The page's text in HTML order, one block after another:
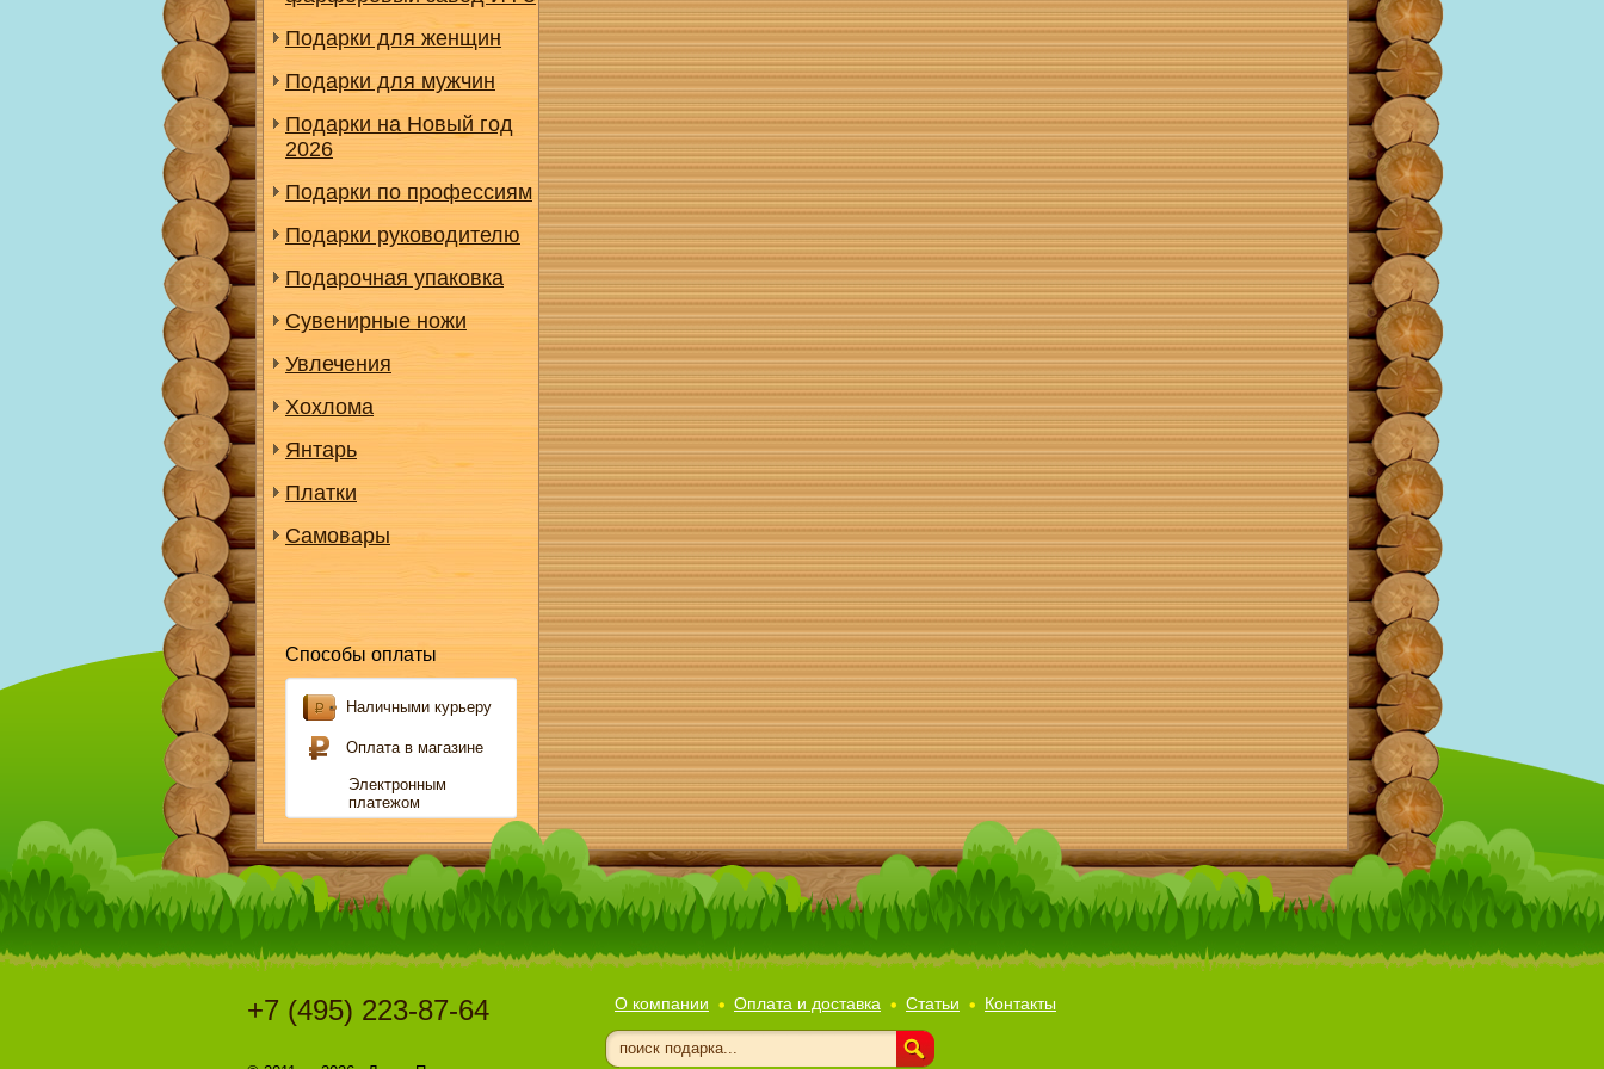
Подарки для женщин
Подарки для мужчин
Подарки на Новый год
2026
Подарки по профессиям
Подарки руководителю
Подарочная упаковка
Сувенирные ножи
Увлечения
Хохлома
Янтарь
Платки
Самовары
Способы оплаты
Наличными курьеру
Оплата в магазине
Электронным
платежом
О компании Оплата и доставка Статьи Контакты
+7 (495) 223-87-64